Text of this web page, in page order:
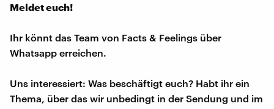
Meldet euch!
Ihr könnt das Team von Facts & Feelings über
Whatsapp erreichen.
Uns interessiert: Was beschäftigt euch? Habt ihr ein
Thema, über das wir unbedingt in der Sendung und im